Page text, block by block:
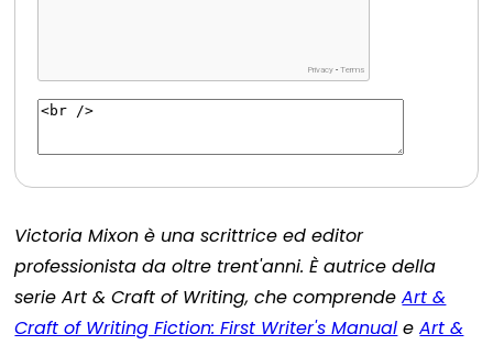
Victoria Mixon è una scrittrice ed editor
professionista da oltre trent'anni. È autrice della
serie Art & Craft of Writing, che comprendeArt &
Craft of Writing Fiction: First Writer's Manual eArt &